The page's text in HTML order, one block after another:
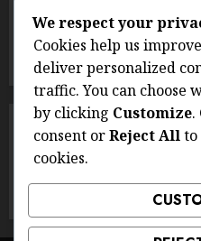
データ保護方針
私たちの物語
検索
We respect your
Cookies help us
deliver personalized
traffic. You can choose
by clicking Customize.
consent orReject Allto
cookies.